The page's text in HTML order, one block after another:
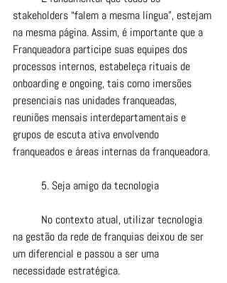
stakeholders “falem a mesma língua”, estejam
na mesma página. Assim, é importante que a
Franqueadora participe suas equipes dos
processos internos, estabeleça rituais de
onboarding e ongoing, tais como imersões
presenciais nas unidades franqueadas,
reuniões mensais interdepartamentais e
grupos de escuta ativa envolvendo
franqueados e áreas internas da franqueadora.
	5. Seja amigo da tecnologia
na gestão da rede de franquias deixou de ser
um diferencial e passou a ser uma
necessidade estratégica.